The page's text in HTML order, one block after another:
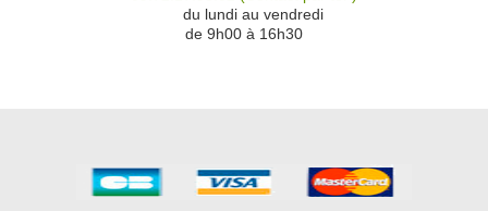
du lundi au vendredi
de 9h00 à 16h30